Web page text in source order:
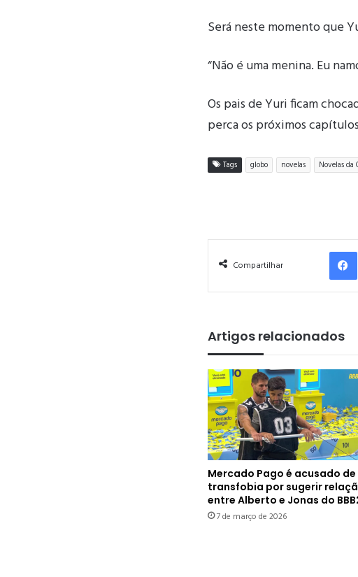
Será neste momento que
“Não é uma menina. Eu
Os pais de Yuri ficam
perca os próximos
Tags globo novelas Novelas da
Compartilhar
Artigos relacionados
Mercado Pago é acusado de
transfobia por sugerir
entre Alberto e Jonas do
7 de março de 2026